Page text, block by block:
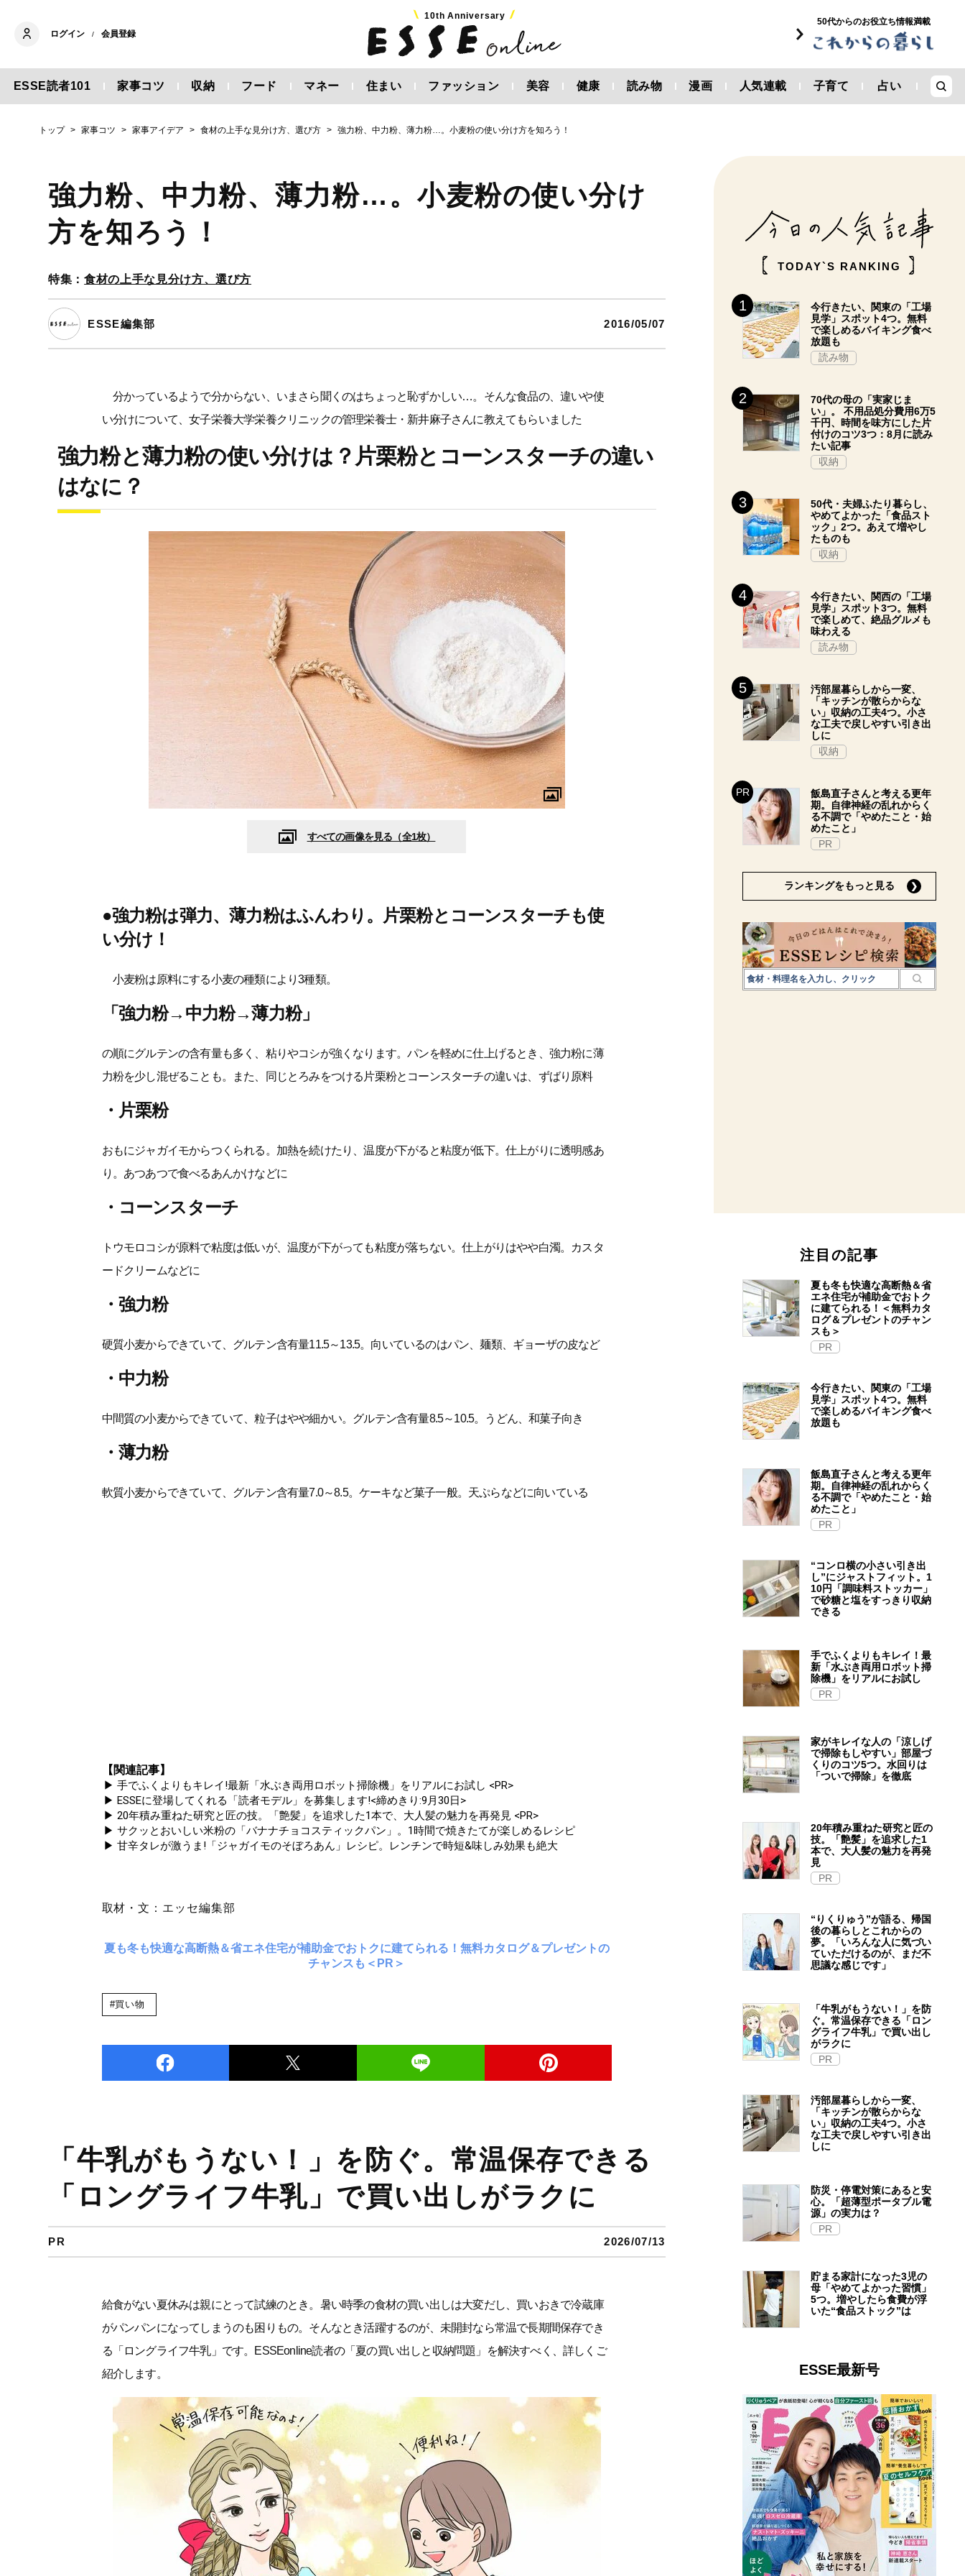
ログイン / 会員登録
10th Anniversary
50代からのお役立ち情報満載
ESSE読者101 家事コツ 収納 フード マネー 住まい ファッション 美容 健康 読み物 漫画 人気連載 子育て 占い
トップ 家事コツ 家事アイデア 食材の上手な見分け方、選び方 強力粉、中力粉、薄力粉…。小麦粉の使い分け方を知ろう！
強力粉、中力粉、薄力粉…。小麦粉の使い分け
方を知ろう！
特集：食材の上手な見分け方、選び方
ESSE編集部 2016/05/07
分かっているようで分からない、いまさら聞くのはちょっと恥ずかしい…。そんな食品の、違いや使
い分けについて、女子栄養大学栄養クリニックの管理栄養士・新井麻子さんに教えてもらいました
強力粉と薄力粉の使い分けは？片栗粉とコーンスターチの違い
はなに？
すべての画像を見る（全1枚）
●強力粉は弾力、薄力粉はふんわり。片栗粉とコーンスターチも使
い分け！
小麦粉は原料にする小麦の種類により3種類。
「強力粉→中力粉→薄力粉」
の順にグルテンの含有量も多く、粘りやコシが強くなります。パンを軽めに仕上げるとき、強力粉に薄
力粉を少し混ぜることも。また、同じとろみをつける片栗粉とコーンスターチの違いは、ずばり原料
・片栗粉
おもにジャガイモからつくられる。加熱を続けたり、温度が下がると粘度が低下。仕上がりに透明感あ
り。あつあつで食べるあんかけなどに
・コーンスターチ
トウモロコシが原料で粘度は低いが、温度が下がっても粘度が落ちない。仕上がりはやや白濁。カスタ
ードクリームなどに
・強力粉
硬質小麦からできていて、グルテン含有量11.5～13.5。向いているのはパン、麺類、ギョーザの皮など
・中力粉
中間質の小麦からできていて、粒子はやや細かい。グルテン含有量8.5～10.5。うどん、和菓子向き
・薄力粉
軟質小麦からできていて、グルテン含有量7.0～8.5。ケーキなど菓子一般。天ぷらなどに向いている
【関連記事】
▶ 手でふくよりもキレイ!最新「水ぶき両用ロボット掃除機」をリアルにお試し <PR>
▶ ESSEに登場してくれる「読者モデル」を募集します!<締めきり:9月30日>
▶ 20年積み重ねた研究と匠の技。「艶髪」を追求した1本で、大人髪の魅力を再発見 <PR>
▶ サクッとおいしい米粉の「バナナチョコスティックパン」。1時間で焼きたてが楽しめるレシピ
▶ 甘辛タレが激うま!「ジャガイモのそぼろあん」レシピ。レンチンで時短&味しみ効果も絶大
取材・文：エッセ編集部
夏も冬も快適な高断熱＆省エネ住宅が補助金でおトクに建てられる！無料カタログ＆プレゼントの
チャンスも＜PR＞
#買い物
「牛乳がもうない！」を防ぐ。常温保存できる
「ロングライフ牛乳」で買い出しがラクに
PR 2026/07/13
給食がない夏休みは親にとって試練のとき。暑い時季の食材の買い出しは大変だし、買いおきで冷蔵庫
がパンパンになってしまうのも困りもの。そんなとき活躍するのが、未開封なら常温で長期間保存でき
る「ロングライフ牛乳」です。ESSEonline読者の「夏の買い出しと収納問題」を解決すべく、詳しくご
紹介します。
TODAY`S RANKING
今行きたい、関東の「工場
見学」スポット4つ。無料
で楽しめるバイキング食べ
放題も
読み物
70代の母の「実家じま
い」。 不用品処分費用6万5
千円、時間を味方にした片
付けのコツ3つ：8月に読み
たい記事
収納
50代・夫婦ふたり暮らし、
やめてよかった「食品スト
ック」2つ。あえて増やし
たものも
収納
今行きたい、関西の「工場
見学」スポット3つ。無料
で楽しめて、絶品グルメも
味わえる
読み物
汚部屋暮らしから一変、
「キッチンが散らからな
い」収納の工夫4つ。小さ
な工夫で戻しやすい引き出
しに
収納
飯島直子さんと考える更年
期。自律神経の乱れからく
る不調で「やめたこと・始
めたこと」
PR
ランキングをもっと見る
注目の記事
夏も冬も快適な高断熱＆省
エネ住宅が補助金でおトク
に建てられる！＜無料カタ
ログ＆プレゼントのチャン
スも＞
PR
今行きたい、関東の「工場
見学」スポット4つ。無料
で楽しめるバイキング食べ
放題も
飯島直子さんと考える更年
期。自律神経の乱れからく
る不調で「やめたこと・始
めたこと」
PR
“コンロ横の小さい引き出
し”にジャストフィット。1
10円「調味料ストッカー」
で砂糖と塩をすっきり収納
できる
手でふくよりもキレイ！最
新「水ぶき両用ロボット掃
除機」をリアルにお試し
PR
家がキレイな人の「涼しげ
で掃除もしやすい」部屋づ
くりのコツ5つ。水回りは
「ついで掃除」を徹底
20年積み重ねた研究と匠の
技。「艶髪」を追求した1
本で、大人髪の魅力を再発
見
PR
“りくりゅう”が語る、帰国
後の暮らしとこれからの
夢。「いろんな人に気づい
ていただけるのが、まだ不
思議な感じです」
「牛乳がもうない！」を防
ぐ。常温保存できる「ロン
グライフ牛乳」で買い出し
がラクに
PR
汚部屋暮らしから一変、
「キッチンが散らからな
い」収納の工夫4つ。小さ
な工夫で戻しやすい引き出
しに
防災・停電対策にあると安
心。「超薄型ポータブル電
源」の実力は？​
PR
貯まる家計になった3児の
母「やめてよかった習慣」
5つ。増やしたら食費が浮
いた“食品ストック”は
ESSE最新号